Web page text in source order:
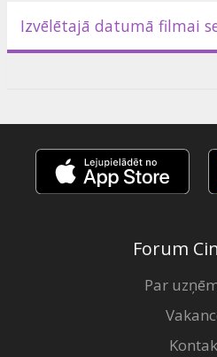
Izvēlētajā datumā filmai
Forum
Par